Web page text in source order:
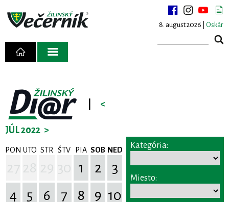
8. august 2026 | Oskár
<
JÚL 2022 >
PON UTO STR ŠTV PIA SOB NED
1 2
3
4
5 6 7 8 9 10
Kategória:
Miesto: